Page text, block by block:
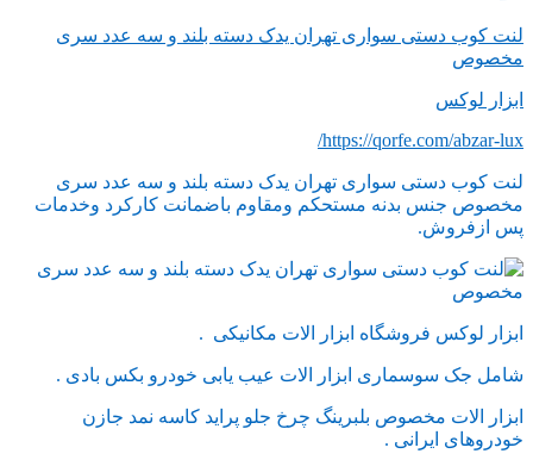
لنت کوب دستی سواری تهران یدک دسته بلند و سه عدد سری
مخصوص
ابزار لوکس
https://qorfe.com/abzar-lux/
لنت کوب دستی سواری تهران یدک دسته بلند و سه عدد سری
مخصوص جنس بدنه مستحکم ومقاوم باضمانت کارکرد وخدمات
پس ازفروش.
ابزار لوکس فروشگاه ابزار الات مکانیکی .
شامل جک سوسماری ابزار الات عیب یابی خودرو بکس بادی .
ابزار الات مخصوص بلبرینگ چرخ جلو پراید کاسه نمد جازن
خودروهای ایرانی .